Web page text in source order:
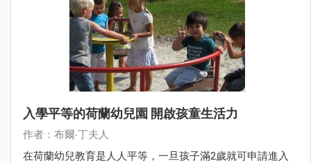
入學平等的荷蘭幼兒園 開啟孩童生活力
作者：布爾‧丁夫人
在荷蘭幼兒教育是人人平等，一旦孩子滿2歲就可申請進入